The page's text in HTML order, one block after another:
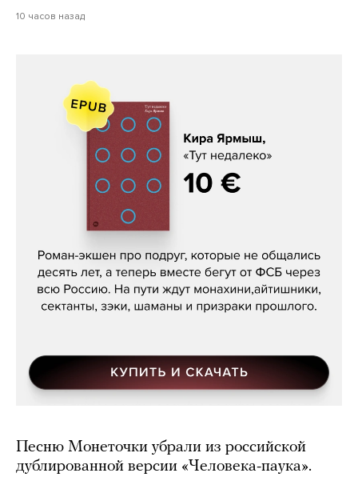
10 часов назад
Кира Ярмыш, «Тут недалеко»
Песню Монеточки убрали из российской
дублированной версии «Человека-паука».